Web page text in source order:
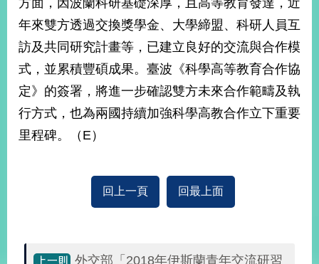
中
心
外
交
資
訊
國
際
方面，因波蘭科研基礎深厚，且高等教育發達，近
年來雙方透過交換獎學金、大學締盟、科研人員互
訪及共同研究計畫等，已建立良好的交流與合作模
式，並累積豐碩成果。臺波《科學高等教育合作協
定》的簽署，將進一步確認雙方未來合作範疇及執
行方式，也為兩國持續加強科學高教合作立下重要
里程碑。（E）
回上一頁 回最上面
外交部「2018年伊斯蘭青年交流研習